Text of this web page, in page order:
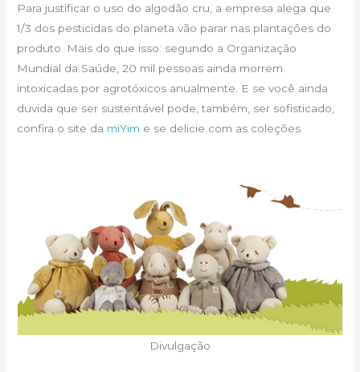
Para justificar o uso do algodão cru, a empresa alega que
1/3 dos pesticidas do planeta vão parar nas plantações do
produto. Mais do que isso: segundo a Organização
Mundial da Saúde, 20 mil pessoas ainda morrem
intoxicadas por agrotóxicos anualmente. E se você ainda
duvida que ser sustentável pode, também, ser sofisticado,
confira o site da miYim e se delicie com as coleções.
Divulgação